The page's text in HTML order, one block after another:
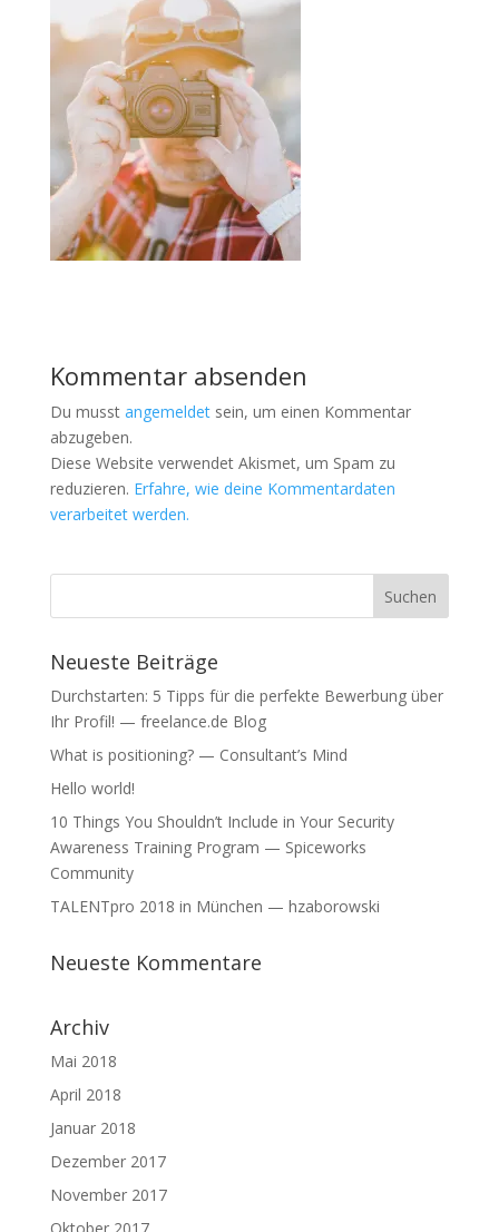
Kommentar absenden
Du musst angemeldetsein, um einen Kommentar
abzugeben.
Diese Website verwendet Akismet, um Spam zu
reduzieren. Erfahre, wie deine Kommentardaten
verarbeitet werden.
Neueste Beiträge
Durchstarten: 5 Tipps für die perfekte Bewerbung über
Ihr Profil! — freelance.de Blog
What is positioning? — Consultant’s Mind
Hello world!
10 Things You Shouldn’t Include in Your Security
Awareness Training Program — Spiceworks
Community
TALENTpro 2018 in München — hzaborowski
Neueste Kommentare
Archiv
Mai 2018
April 2018
Januar 2018
Dezember 2017
November 2017